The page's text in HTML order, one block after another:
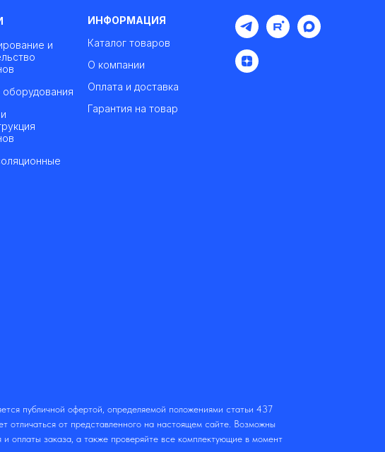
и
ИНФОРМАЦИЯ
Каталог товаров
О компании
Оплата и доставка
Гарантия на товар
публичной офертой, определяемой положениями статьи 437
от представленного на настоящем сайте. Возможны
оплаты заказа, а также проверяйте все комплектующие в момент